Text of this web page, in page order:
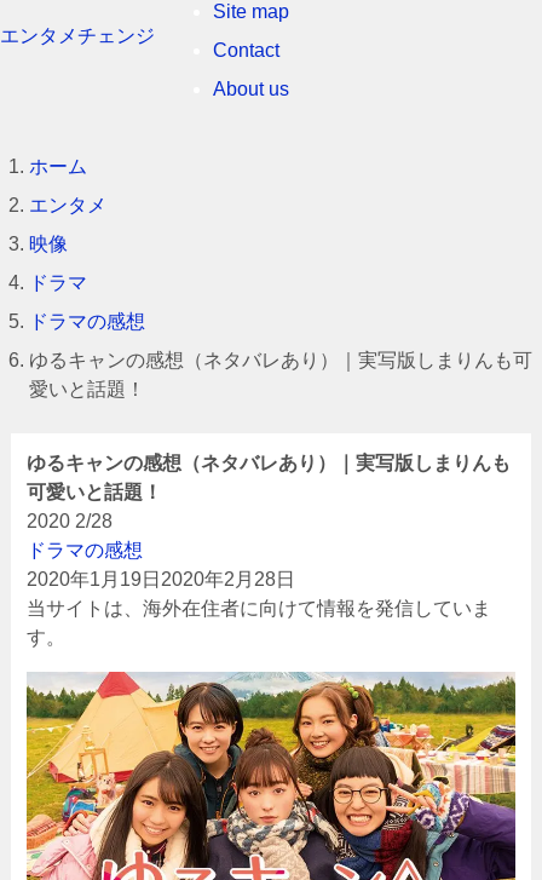
エンタメチェンジ
Site map
Contact
About us
ホーム
エンタメ
映像
ドラマ
ドラマの感想
ゆるキャンの感想（ネタバレあり）｜実写版しまりんも可
愛いと話題！
ゆるキャンの感想（ネタバレあり）｜実写版しまりんも
可愛いと話題！
2020 2/28
ドラマの感想
2020年1月19日2020年2月28日
当サイトは、海外在住者に向けて情報を発信していま
す。